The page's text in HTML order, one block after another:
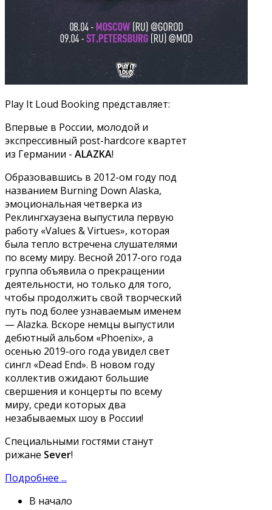
Play It Loud Booking представляет:
Впервые в России, молодой и
экспрессивный post-hardcore квартет
из Германии - ALAZKA!
Образовавшись в 2012-ом году под
названием Burning Down Alaska,
эмоциональная четверка из
Реклингхаузена выпустила первую
работу «Values ​​& Virtues», которая
была тепло встречена слушателями
по всему миру. Весной 2017-ого года
группа объявила о прекращении
деятельности, но только для того,
чтобы продолжить свой творческий
путь под более узнаваемым именем
— Alazka. Вскоре немцы выпустили
дебютный альбом «Phoenix», а
осенью 2019-ого года увидел свет
сингл «Dead End». В новом году
коллектив ожидают большие
свершения и концерты по всему
миру, среди которых два
незабываемых шоу в России!
Специальными гостями станут
рижане Sever!
Подробнее ...
В начало